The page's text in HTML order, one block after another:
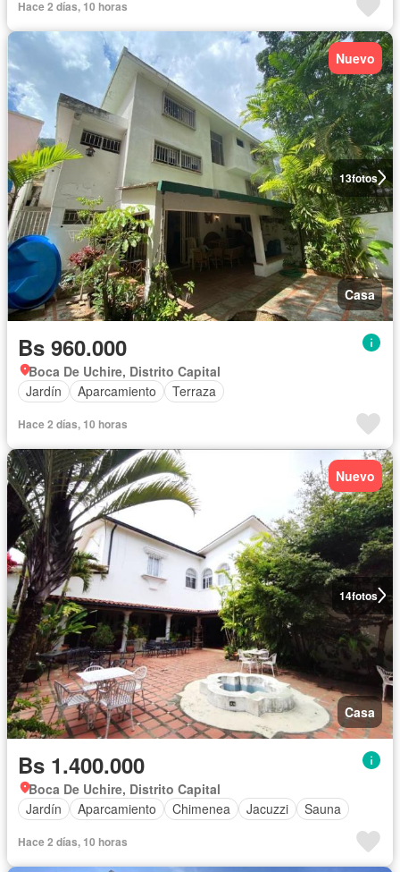
Hace 2 días, 10 horas
13fotos
Nuevo
Casa
Bs 960.000
Boca De Uchire, Distrito Capital
Jardín
Aparcamiento Terraza
Hace 2 días, 10 horas
14fotos
Nuevo
Casa
Bs 1.400.000
Boca De Uchire, Distrito Capital
Jardín
Aparcamiento Chimenea Jacuzzi Sauna
Hace 2 días, 10 horas